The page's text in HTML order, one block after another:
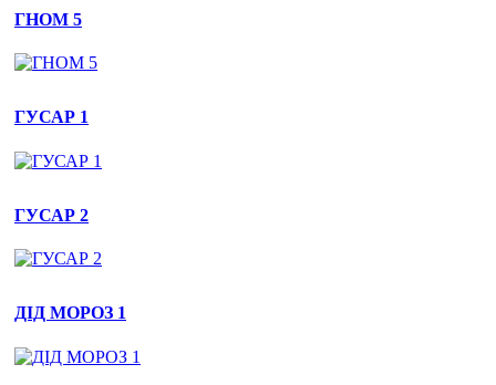
ГНОМ 5
ГУСАР 1
ГУСАР 2
ДІД МОРОЗ 1